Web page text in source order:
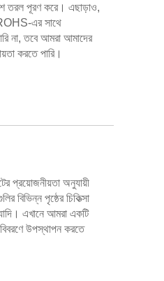
তরল পূরণ করে। এছাড়াও,
এর সাথে
না, তবে আমরা আমাদের
করতে পারি।
প্রয়োজনীয়তা অনুযায়ী
বিভিন্ন পৃষ্ঠের চিকিত্সা
এখানে আমরা একটি
উপস্থাপন করতে